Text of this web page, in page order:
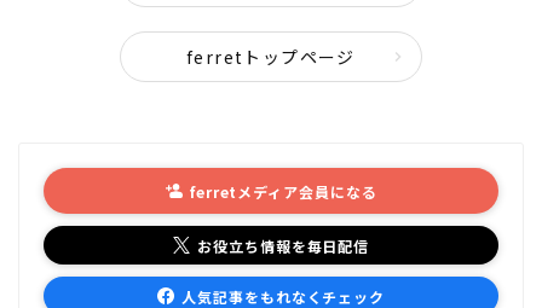
ferretトップページ
ferretメディア会員になる
お役立ち情報を毎日配信
人気記事をもれなくチェック